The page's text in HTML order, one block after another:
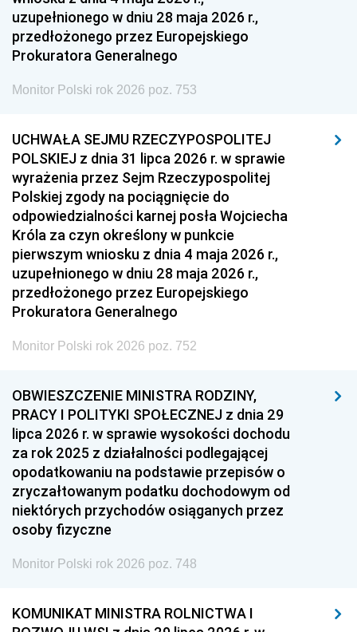
uzupełnionego w dniu 28 maja 2026 r.,
przedłożonego przez Europejskiego
Prokuratora Generalnego
Monitor Polski rok 2026 poz. 753
UCHWAŁA SEJMU RZECZYPOSPOLITEJ
POLSKIEJ z dnia 31 lipca 2026 r. w sprawie
wyrażenia przez Sejm Rzeczypospolitej
Polskiej zgody na pociągnięcie do
odpowiedzialności karnej posła Wojciecha
Króla za czyn określony w punkcie
pierwszym wniosku z dnia 4 maja 2026 r.,
uzupełnionego w dniu 28 maja 2026 r.,
przedłożonego przez Europejskiego
Prokuratora Generalnego
Monitor Polski rok 2026 poz. 752
OBWIESZCZENIE MINISTRA RODZINY,
PRACY I POLITYKI SPOŁECZNEJ z dnia 29
lipca 2026 r. w sprawie wysokości dochodu
za rok 2025 z działalności podlegającej
opodatkowaniu na podstawie przepisów o
zryczałtowanym podatku dochodowym od
niektórych przychodów osiąganych przez
osoby fizyczne
Monitor Polski rok 2026 poz. 748
KOMUNIKAT MINISTRA ROLNICTWA I